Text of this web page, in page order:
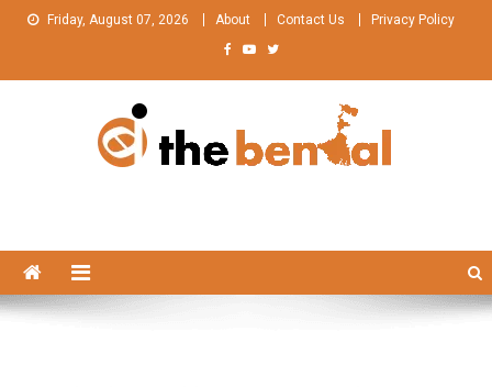
Friday, August 07, 2026 About Contact Us Privacy Policy